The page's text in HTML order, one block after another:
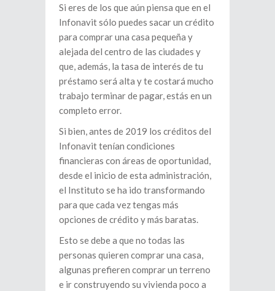
Si eres de los que aún piensa que en el
Infonavit sólo puedes sacar un crédito
para comprar una casa pequeña y
alejada del centro de las ciudades y
que, además, la tasa de interés de tu
préstamo será alta y te costará mucho
trabajo terminar de pagar, estás en un
completo error.
Si bien, antes de 2019 los créditos del
Infonavit tenían condiciones
financieras con áreas de oportunidad,
desde el inicio de esta administración,
el Instituto se ha ido transformando
para que cada vez tengas más
opciones de crédito y más baratas.
Esto se debe a que no todas las
personas quieren comprar una casa,
algunas prefieren comprar un terreno
e ir construyendo su vivienda poco a